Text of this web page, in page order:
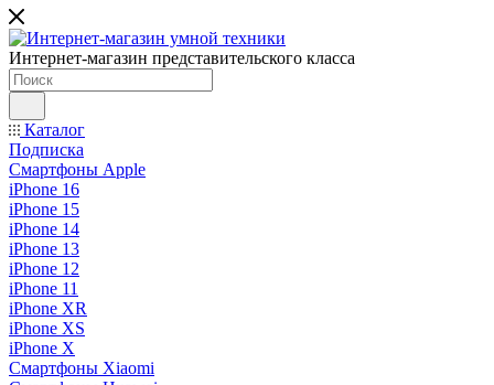
Интернет-магазин представительского класса
Каталог
Подписка
Смартфоны Apple
iPhone 16
iPhone 15
iPhone 14
iPhone 13
iPhone 12
iPhone 11
iPhone XR
iPhone XS
iPhone X
Смартфоны Xiaomi